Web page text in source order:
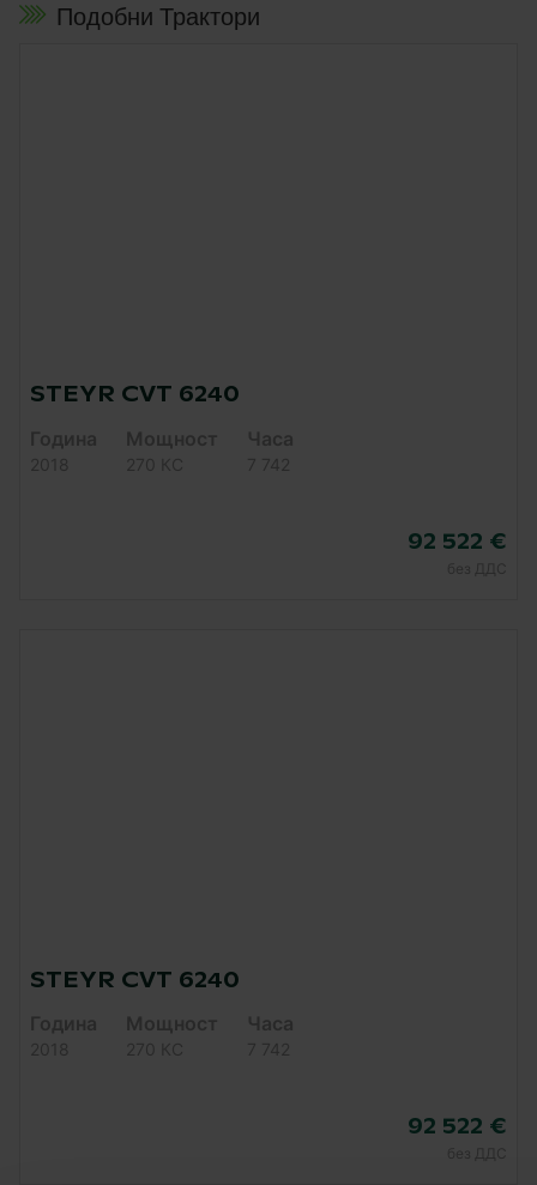
Подобни Трактори
STEYR CVT 6240
Година
2018
Мощност
270 КC
Часа
7 742
92 522 €
STEYR CVT 6240
Година
2018
Мощност
270 КC
Часа
7 742
92 522 €
без ДДС